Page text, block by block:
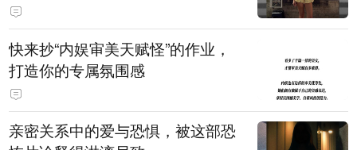
快来抄“内娱审美天赋怪”的作业，
打造你的专属氛围感
亲密关系中的爱与恐惧，被这部恐